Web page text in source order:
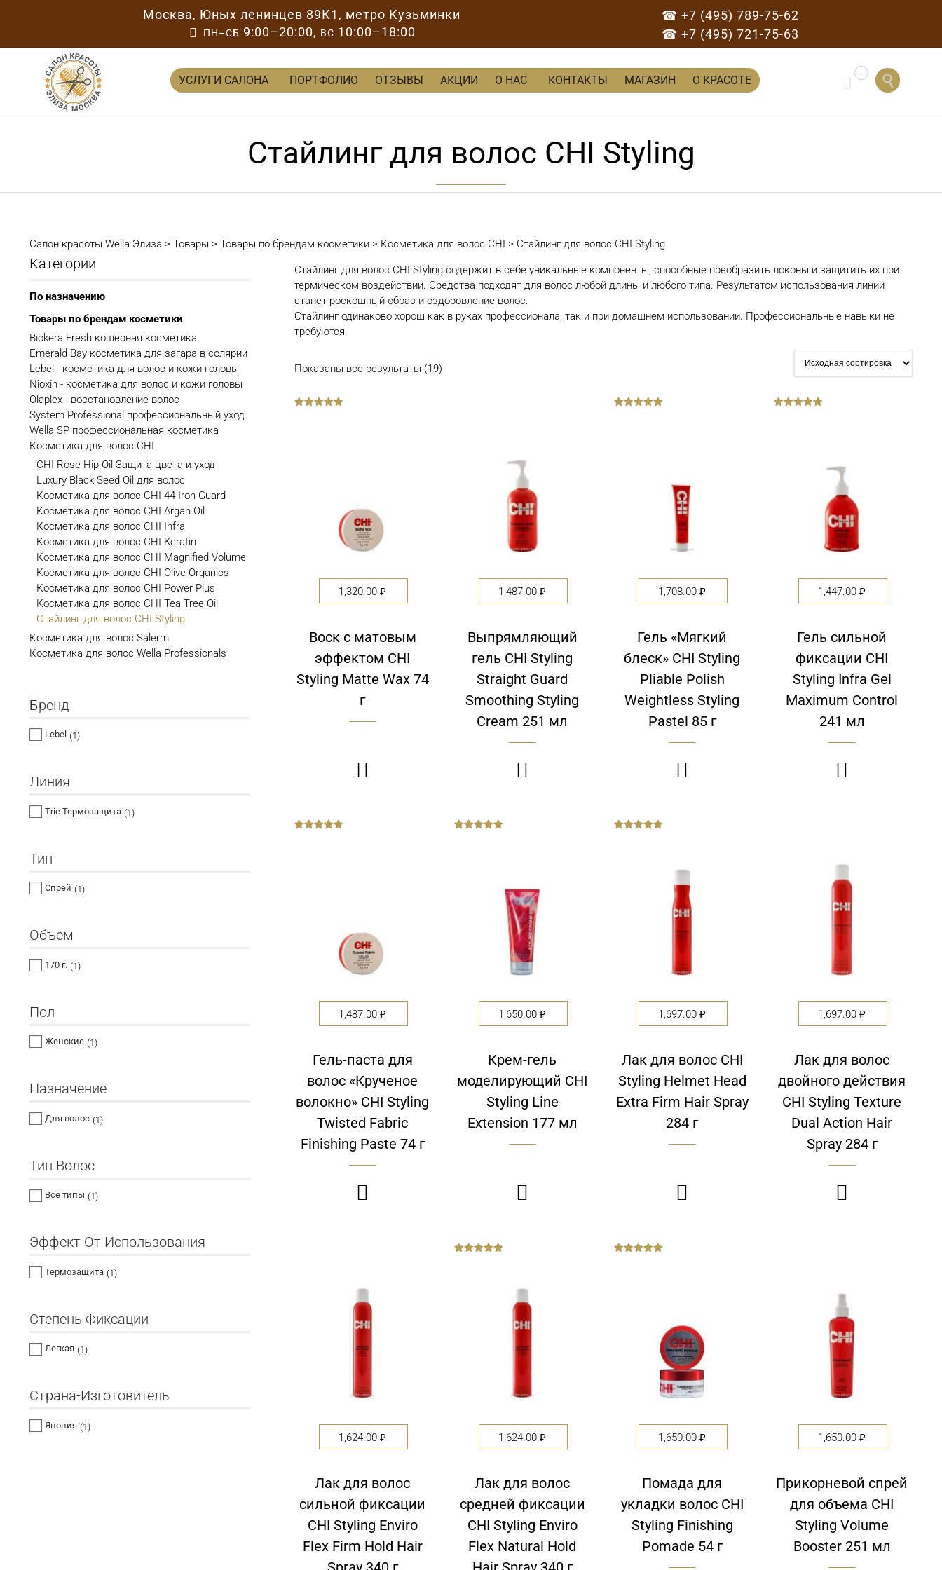
Москва, Юных ленинцев 89К1 , метро Кузьминки
 ПН–СБ 9:00–20:00, ВС 10:00–18:00
☎ +7 (495) 789-75-62
☎ +7 (495) 721-75-63
Перейти
к
УСЛУГИ САЛОНА ПОРТФОЛИО ОТЗЫВЫ АКЦИИ О НАС КОНТАКТЫ МАГАЗИН О КРАСОТЕ  
Стайлинг для волос CHI Styling
Салон красоты Wella Элиза > Товары > Товары по брендам косметики > Косметика для волос CHI > Стайлинг для волос CHI Styling
Стайлинг для волос CHI Styling содержит в себе уникальные компоненты, способные преобразить локоны и защитить их при
термическом воздействии. Средства подходят для волос любой длины и любого типа. Результатом использования линии
станет роскошный образ и оздоровление волос.
Стайлинг одинаково хорош как в руках профессионала, так и при домашнем использовании. Профессиональные навыки не
требуются.
Показаны все результаты (19)
1,320.00₽
Воск с матовым
эффектом CHI
Styling Matte Wax 74
г

1,487.00₽
Выпрямляющий
гель CHI Styling
Straight Guard
Smoothing Styling
Cream 251 мл

1,708.00₽
Гель «Мягкий
блеск» CHI Styling
Pliable Polish
Weightless Styling
Pastel 85 г

1,447.00₽
Гель сильной
фиксации CHI
Styling Infra Gel
Maximum Control
241 мл

1,487.00₽
Гель-паста для
волос «Крученое
волокно» CHI Styling
Twisted Fabric
Finishing Paste 74 г

1,650.00₽
Крем-гель
моделирующий CHI
Styling Line
Extension 177 мл

1,697.00₽
Лак для волос CHI
Styling Helmet Head
Extra Firm Hair Spray
284 г

1,697.00₽
Лак для волос
двойного действия
CHI Styling Texture
Dual Action Hair
Spray 284 г

1,624.00₽
Лак для волос
сильной фиксации
CHI Styling Enviro
Flex Firm Hold Hair
1,624.00₽
Лак для волос
средней фиксации
CHI Styling Enviro
Flex Natural Hold
1,650.00₽
Помада для
укладки волос CHI
Styling Finishing
Pomade 54 г
1,650.00₽
Прикорневой спрей
для объема CHI
Styling Volume
Booster 251 мл
Категории
По назначению
Товары по брендам косметики
Biokera Fresh кошерная косметика
Emerald Bay косметика для загара в солярии
Lebel - косметика для волос и кожи головы
Nioxin - косметика для волос и кожи головы
Olaplex - восстановление волос
System Professional профессиональный уход
Wella SP профессиональная косметика
Косметика для волос CHI
CHI Rose Hip Oil Защита цвета и уход
Luxury Black Seed Oil для волос
Косметика для волос CHI 44 Iron Guard
Косметика для волос CHI Argan Oil
Косметика для волос CHI Infra
Косметика для волос CHI Keratin
Косметика для волос CHI Magnified Volume
Косметика для волос CHI Olive Organics
Косметика для волос CHI Power Plus
Косметика для волос CHI Tea Tree Oil
Стайлинг для волос CHI Styling
Косметика для волос Salerm
Косметика для волос Wella Professionals
Бренд
Lebel (1)
Линия
Trie Термозащита (1)
Тип
Спрей (1)
Объем
170 г. (1)
Пол
Женские (1)
Назначение
Для волос (1)
Тип Волос
Все типы (1)
Эффект От Использования
Термозащита (1)
Степень Фиксации
Легкая (1)
Страна-Изготовитель
Япония (1)